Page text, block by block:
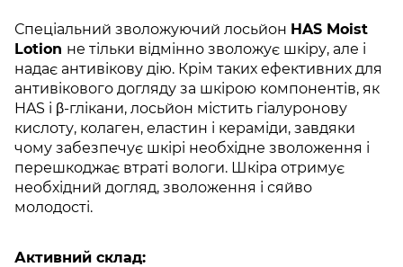
Спеціальний зволожуючий лосьйон HAS Moist
Lotion не тільки відмінно зволожує шкіру, але і
надає антивікову дію. Крім таких ефективних для
антивікового догляду за шкірою компонентів, як
HAS і β-глікани, лосьйон містить гіалуронову
кислоту, колаген, еластин і кераміди, завдяки
чому забезпечує шкірі необхідне зволоження і
перешкоджає втраті вологи. Шкіра отримує
необхідний догляд, зволоження і сяйво
молодості.
Активний склад: